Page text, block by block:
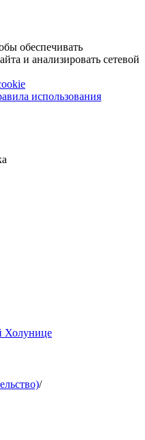
обеспечивать
и анализировать сетевой
использования
Холунице
/